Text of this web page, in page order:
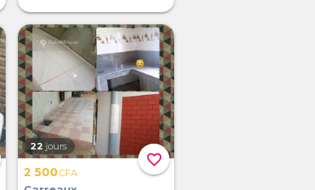
favorite_border
22 jours
2 500CFA